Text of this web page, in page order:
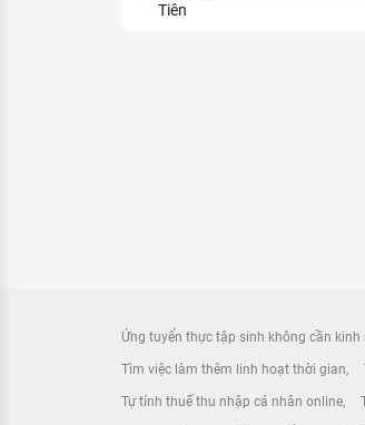
Ứng tuyển thực tập sinh không cần kinh
Tìm việc làm thêm linh hoạt thời gian
Tự tính thuế thu nhập cá nhân online